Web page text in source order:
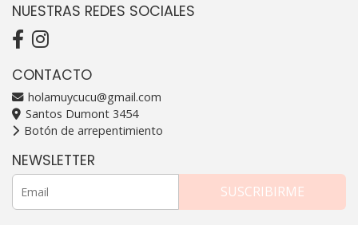
NUESTRAS REDES SOCIALES
CONTACTO
holamuycucu@gmail.com
Santos Dumont 3454
Botón de arrepentimiento
NEWSLETTER
SUSCRIBIRME